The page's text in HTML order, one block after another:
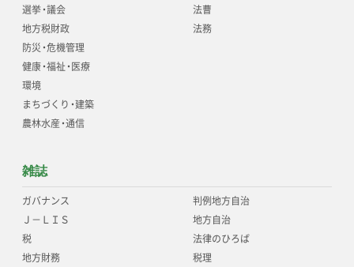
選挙・議会
地方税財政
防災・危機管理
健康・福祉・医療
環境
まちづくり・建築
農林水産・通信
法曹
法務
雑誌
ガバナンス
Ｊ－ＬＩＳ
税
地方財務
判例地方自治
地方自治
法律のひろば
税理